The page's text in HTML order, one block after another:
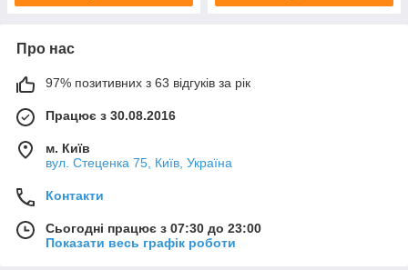
Про нас
97% позитивних з 63 відгуків за рік
Працює з 30.08.2016
м. Київ
вул. Стеценка 75, Київ, Україна
Контакти
Сьогодні працює з 07:30 до 23:00
Показати весь графік роботи